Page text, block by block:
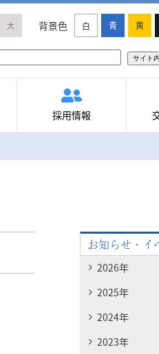
大 背景色 白 青 黄
サイト
採用情報
お知らせ・イ
2026年
2025年
2024年
2023年